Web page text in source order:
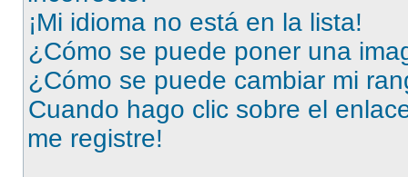
¡Mi idioma no está en la lista!
¿Cómo se puede poner una
¿Cómo se puede cambiar mi
Cuando hago clic sobre el
me registre!